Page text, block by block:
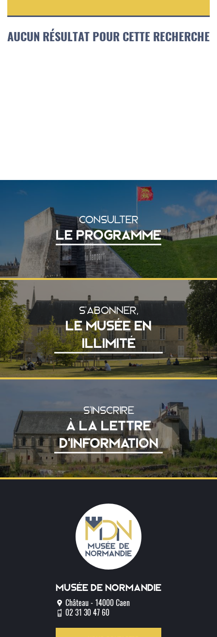
AUCUN RÉSULTAT POUR CETTE RECHERCHE
CONSULTER
LE PROGRAMME
S'ABONNER,
LE MUSÉE EN
ILLIMITÉ
S'INSCRIRE
À LA LETTRE
D'INFORMATION
Musée de normandie
Château - 14000 Caen
02 31 30 47 60